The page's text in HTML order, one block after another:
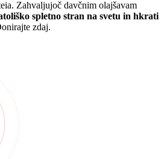
Zahvaljujoč davčnim olajšavam
spletno stran na svetu in hkrati
zdaj.